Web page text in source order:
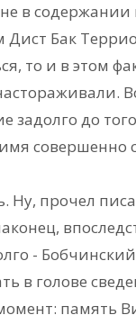
в содержании
Бак
то и в этом
до
совершенно
прочел
-
в голове
память